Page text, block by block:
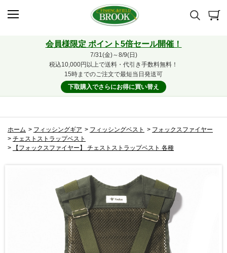
会員様限定 ポイント5倍セール開催！
7/31(金)～8/9(日)
税込10,000円以上で送料・代引き手数料無料！
15時までのご注文で最短当日発送可
下取購入でさらにお得に買い替え
ホーム > フィッシングギア > フィッシングベスト > フォックスファイヤー
> チェストストラップベスト
>
【フォックスファイヤー】 チェストストラップベスト 各種